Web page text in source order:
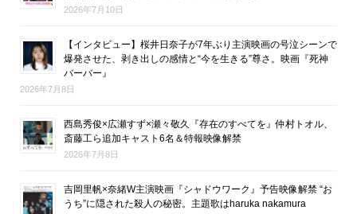
2026年7月10日
【インタビュー】桜井日奈子が7年ぶり主演映画の号泣シーンで
爆発させた、剥き出しの感情と“今を生きる”尊さ。映画『死神
バーバー』
2026年7月8日
西島秀俊×広瀬すず×瀬々敬久『存在のすべてを』仲村トオル、
斎藤工ら追加キャスト6名＆特報映像解禁
2026年7月8日
吉岡里帆×奈緒W主演映画『シャドウワーク』予告映像解禁 “お
うち”に隠された殺人の秘密。主題歌はharuka nakamura